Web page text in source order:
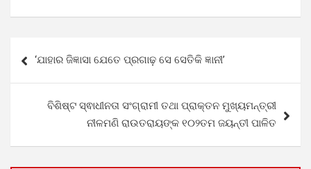
navigation
‘ଯାହାର ଜିଜ୍ଞାସା ଯେତେ ପ୍ରଗାଢ଼ ସେ ସେତିକି ଜ୍ଞାନୀ’
ବିଶିଷ୍ଟ ସ୍ଵାଧୀନତା ସଂଗ୍ରାମୀ ତଥା ପ୍ରାକ୍ତନ ମୁଖ୍ୟମନ୍ତ୍ରୀ
ନୀଳମଣି ରାଉତରାୟଙ୍କ ୧୦୨ତମ ଜୟନ୍ତୀ ପାଳିତ